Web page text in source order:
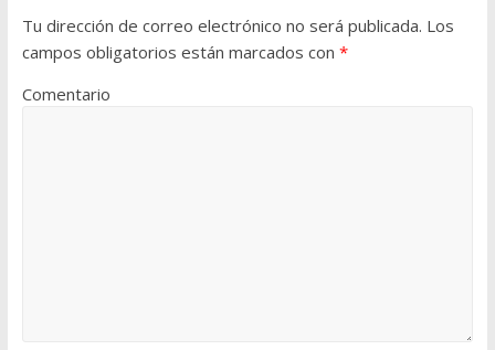
Tu dirección de correo electrónico no será publicada. Los
campos obligatorios están marcados con *
Comentario